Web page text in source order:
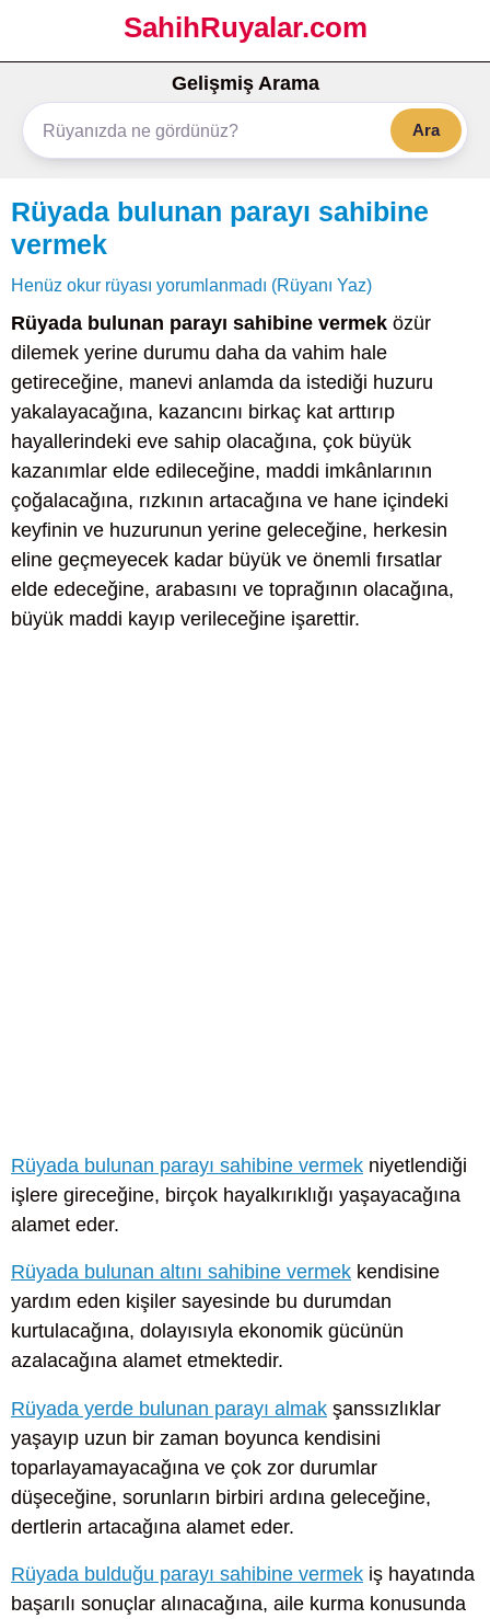
SahihRuyalar.com
Gelişmiş Arama
Ara
Rüyada bulunan parayı sahibine
vermek
Henüz okur rüyası yorumlanmadı (Rüyanı Yaz)
Rüyada bulunan parayı sahibine vermek özür
dilemek yerine durumu daha da vahim hale
getireceğine, manevi anlamda da istediği huzuru
yakalayacağına, kazancını birkaç kat arttırıp
hayallerindeki eve sahip olacağına, çok büyük
kazanımlar elde edileceğine, maddi imkânlarının
çoğalacağına, rızkının artacağına ve hane içindeki
keyfinin ve huzurunun yerine geleceğine, herkesin
eline geçmeyecek kadar büyük ve önemli fırsatlar
elde edeceğine, arabasını ve toprağının olacağına,
büyük maddi kayıp verileceğine işarettir.
Rüyada bulunan parayı sahibine vermek niyetlendiği
işlere gireceğine, birçok hayalkırıklığı yaşayacağına
alamet eder.
Rüyada bulunan altını sahibine vermek kendisine
yardım eden kişiler sayesinde bu durumdan
kurtulacağına, dolayısıyla ekonomik gücünün
azalacağına alamet etmektedir.
Rüyada yerde bulunan parayı almak şanssızlıklar
yaşayıp uzun bir zaman boyunca kendisini
toparlayamayacağına ve çok zor durumlar
düşeceğine, sorunların birbiri ardına geleceğine,
dertlerin artacağına alamet eder.
Rüyada bulduğu parayı sahibine vermek iş hayatında
başarılı sonuçlar alınacağına, aile kurma konusunda